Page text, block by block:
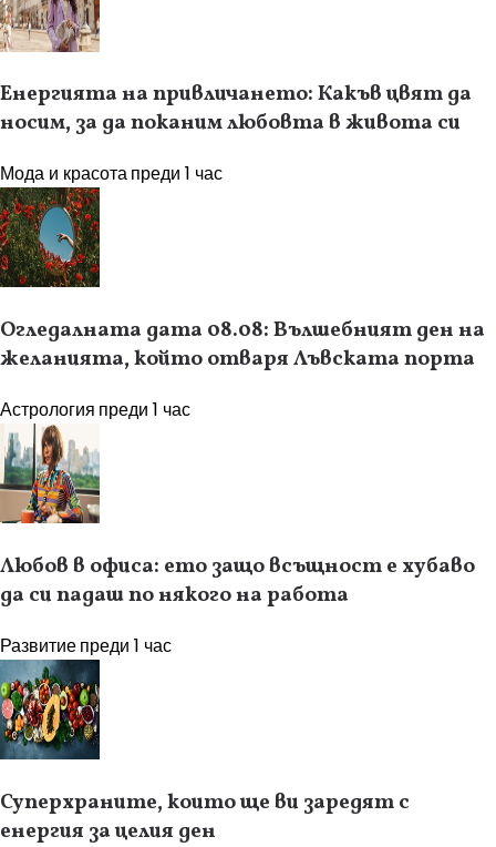
Енергията на привличането: Какъв цвят да
носим, за да поканим любовта в живота си
Мода и красотапреди 1 час
Огледалната дата 08.08: Вълшебният ден на
желанията, който отваря Лъвската порта
Астрология преди 1 час
Любов в офиса: ето защо всъщност е хубаво
да си падаш по някого на работа
Развитиепреди 1 час
Суперхраните, които ще ви заредят с
енергия за целия ден